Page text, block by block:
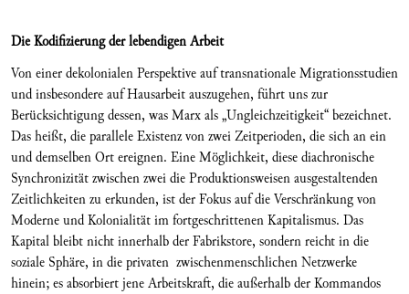
Die Kodifizierung der lebendigen Arbeit
Von einer dekolonialen Perspektive auf transnationale Migrationsstudien
und insbesondere auf Hausarbeit auszugehen, führt uns zur
Berücksichtigung dessen, was Marx als „Ungleichzeitigkeit“ bezeichnet.
Das heißt, die parallele Existenz von zwei Zeitperioden, die sich an ein
und demselben Ort ereignen. Eine Möglichkeit, diese diachronische
Synchronizität zwischen zwei die Produktionsweisen ausgestaltenden
Zeitlichkeiten zu erkunden, ist der Fokus auf die Verschränkung von
Moderne und Kolonialität im fortgeschrittenen Kapitalismus. Das
Kapital bleibt nicht innerhalb der Fabrikstore, sondern reicht in die
soziale Sphäre, in die privaten zwischenmenschlichen Netzwerke
hinein; es absorbiert jene Arbeitskraft, die außerhalb der Kommandos